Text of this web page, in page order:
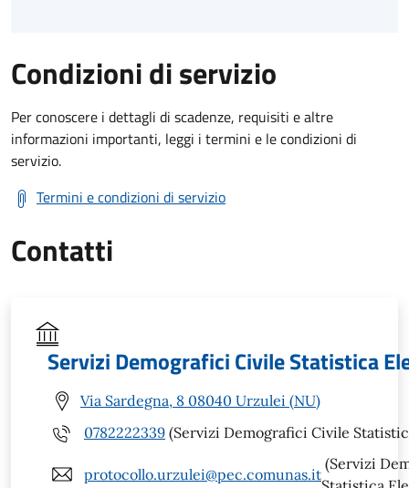
Condizioni di servizio
Per conoscere i dettagli di scadenze, requisiti e altre
informazioni importanti, leggi i termini e le condizioni di
servizio.
Termini e condizioni di servizio
Contatti
Servizi Demografici Civile Statistica
Via Sardegna, 8 08040 Urzulei (NU)
0782222339 (Servizi Demografici Civile
protocollo.urzulei@pec.comunas.it
(Servizi